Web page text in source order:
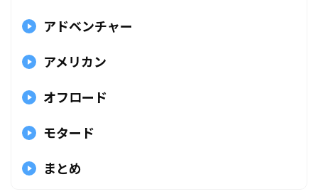
アドベンチャー
アメリカン
オフロード
モタード
まとめ